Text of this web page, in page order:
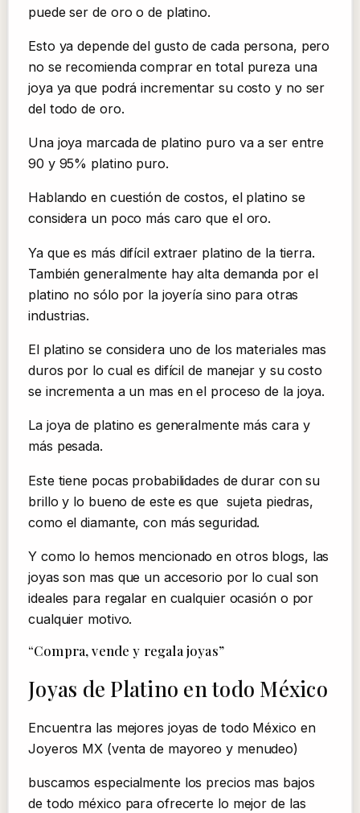
puede ser de oro o de platino.
Esto ya depende del gusto de cada persona, pero
no se recomienda comprar en total pureza una
joya ya que podrá incrementar su costo y no ser
del todo de oro.
Una joya marcada de platino puro va a ser entre
90 y 95% platino puro.
Hablando en cuestión de costos, el platino se
considera un poco más caro que el oro.
Ya que es más difícil extraer platino de la tierra.
También generalmente hay alta demanda por el
platino no sólo por la joyería sino para otras
industrias.
El platino se considera uno de los materiales mas
duros por lo cual es difícil de manejar y su costo
se incrementa a un mas en el proceso de la joya.
La joya de platino es generalmente más cara y
más pesada.
Este tiene pocas probabilidades de durar con su
brillo y lo bueno de este es que sujeta piedras,
como el diamante, con más seguridad.
Y como lo hemos mencionado en otros blogs, las
joyas son mas que un accesorio por lo cual son
ideales para regalar en cualquier ocasión o por
cualquier motivo.
“Compra, vende y regala joyas”
Joyas de Platino en todo México
Encuentra las mejores joyas de todo México en
Joyeros MX (venta de mayoreo y menudeo)
buscamos especialmente los precios mas bajos
de todo méxico para ofrecerte lo mejor de las